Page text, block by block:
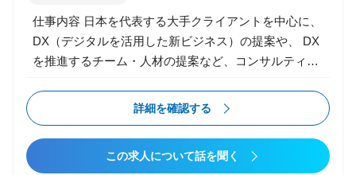
仕事内容 日本を代表する大手クライアントを中心に、
DX（デジタルを活用した新ビジネス）の提案や、 DX
を推進するチーム・人材の提案など、コンサルティン
容 ・IT人財でのソリューション提案（1名〜数十名の
チーム単位で提案） ・IT人財との連携（在籍エンジニ
ア/コンサルタントとの連携） ・新規顧客獲得、顧客
深耕 ・事業戦略立案、実行 ・メンバーマネジメント
詳細を確認する
この求人について話を聞く
転職タイプ